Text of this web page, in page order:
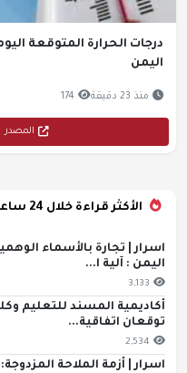
اليمن
منذ 23 دقيقة 174
المصدر
الأكثر قراءة خلال 24 ساعة
اسرار | تجارة بالأسماء
اليمن : آلية ا...
3,133
أكاديمية المسند للتعليم
توقعان اتفاقية...
2,534
اسرار | أزمة الملاحة